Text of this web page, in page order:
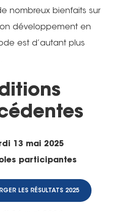
nombreux bienfaits sur
développement en
est d’autant plus
13 mai 2025
participantes
LES RÉSULTATS 2025
Nous signaler un
– TC
Nous signaler un